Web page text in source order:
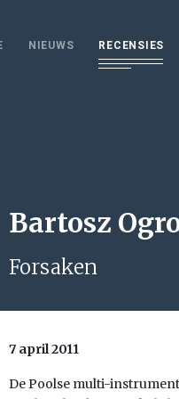
NIEUWS RECENSIES
Bartosz
Forsaken
7 april 2011
De Poolse multi-